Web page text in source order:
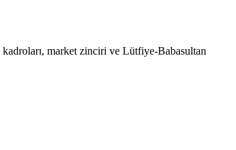
market zinciri ve Lütfiye-Babasultan